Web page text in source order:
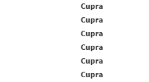
Cupra
Cupra
Cupra
Cupra
Cupra
Cupra